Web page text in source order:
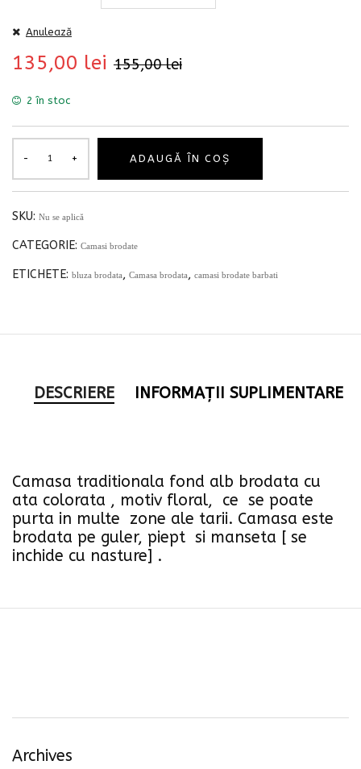
Anulează
155,00lei
135,00 lei
2 în stoc
ADAUGĂ ÎN COȘ
SKU: Nu se aplică
CATEGORIE: Camasi brodate
ETICHETE: bluza brodata, Camasa brodata, camasi brodate barbati
DESCRIERE INFORMAȚII SUPLIMENTARE
Camasa traditionala fond alb brodata cu
ata colorata , motiv floral, ce se poate
purta in multe zone ale tarii. Camasa este
brodata pe guler, piept si manseta [ se
inchide cu nasture] .
Archives